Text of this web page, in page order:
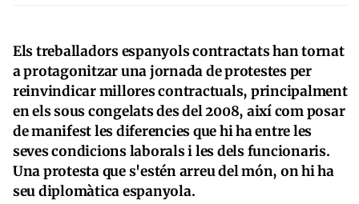
Els treballadors espanyols contractats han tornat
a protagonitzar una jornada de protestes per
reinvindicar millores contractuals, principalment
en els sous congelats des del 2008, així com posar
de manifest les diferencies que hi ha entre les
seves condicions laborals i les dels funcionaris.
Una protesta que s'estén arreu del món, on hi ha
seu diplomàtica espanyola.